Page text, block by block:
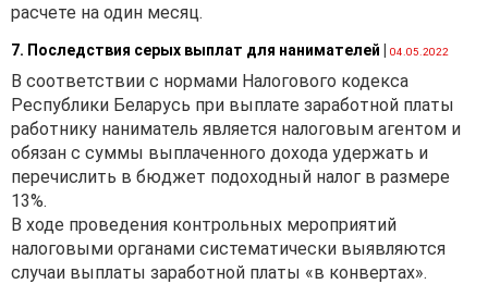
расчете на один месяц.
7. Последствия серых выплат для нанимателей 04.05.2022
В соответствии с нормами Налогового кодекса
Республики Беларусь при выплате заработной платы
работнику наниматель является налоговым агентом и
обязан с суммы выплаченного дохода удержать и
перечислить в бюджет подоходный налог в размере
13%.
В ходе проведения контрольных мероприятий
налоговыми органами систематически выявляются
случаи выплаты заработной платы «в конвертах».